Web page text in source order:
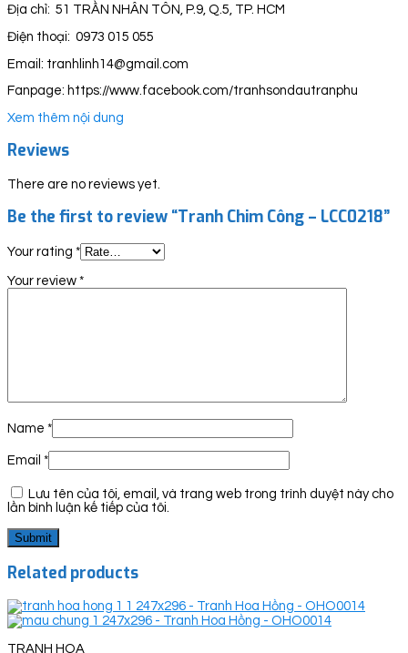
Địa chỉ: 51 TRẦN NHÂN TÔN, P.9, Q.5, TP. HCM
Điện thoại: 0973 015 055
Email: tranhlinh14@gmail.com
Fanpage: https://www.facebook.com/tranhsondautranphu
Xem thêm nội dung
Reviews
There are no reviews yet.
Be the first to review “Tranh Chim Công – LCC0218”
Your rating *
Your review *
Name *
Email *
Lưu tên của tôi, email, và trang web trong trình duyệt này cho
lần bình luận kế tiếp của tôi.
Related products
TRANH HOA